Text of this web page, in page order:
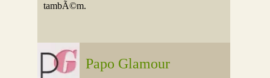
tambÃ©m.
Papo Glamour